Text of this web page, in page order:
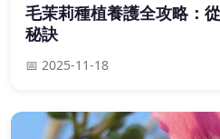
毛茉莉種植養護全攻略：
秘訣
📅 2025-11-18